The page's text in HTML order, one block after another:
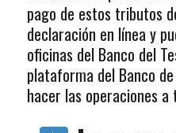
pago de estos tributos
declaración en línea y
oficinas del Banco del
plataforma del Banco
hacer las operaciones